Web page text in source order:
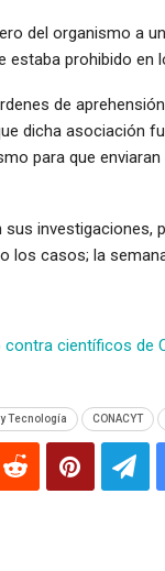
del organismo a
estaba prohibido en
de
dicha asociación
para que
los casos; la
contra científicos de
Tecnología CONACYT